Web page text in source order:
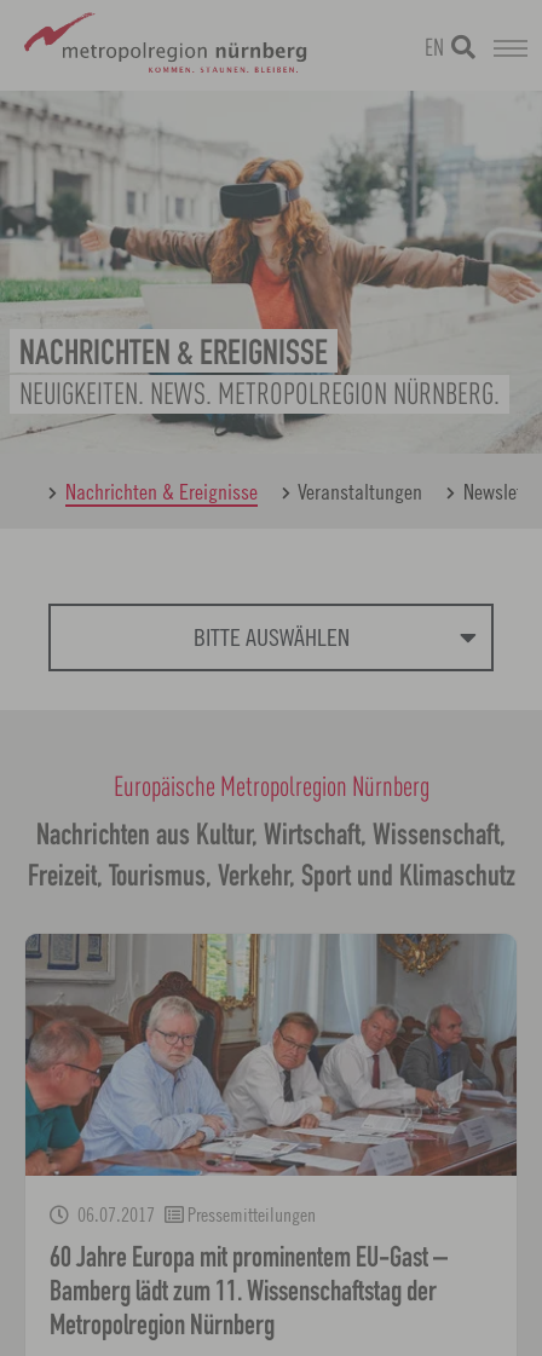
Zum
Hauptinhalt
springen
metropolregion
EN
NACHRICHTEN & EREIGNISSE
NEUIGKEITEN. NEWS. METROPOLREGION NÜRNBERG.
Nachrichten & Ereignisse Veranstaltungen Newsletter
BITTE AUSWÄHLEN
Nachrichten aus Kultur, Wirtschaft, Wissenschaft,
Freizeit, Tourismus, Verkehr, Sport und Klimaschutz
Europäische Metropolregion Nürnberg
06.07.2017 Pressemitteilungen
60 Jahre Europa mit prominentem EU-Gast –
Bamberg lädt zum 11. Wissenschaftstag der
Metropolregion Nürnberg